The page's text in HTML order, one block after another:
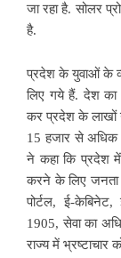
जा रहा है. सोलर
है.
प्रदेश के युवाओं के
लिए गये हैं. देश का
कर प्रदेश के लाखों
15 हजार से अधिक
ने कहा कि प्रदेश में
करने के लिए जनता
पोर्टल, ई-
1905, सेवा का
राज्य में भ्रष्टाचार